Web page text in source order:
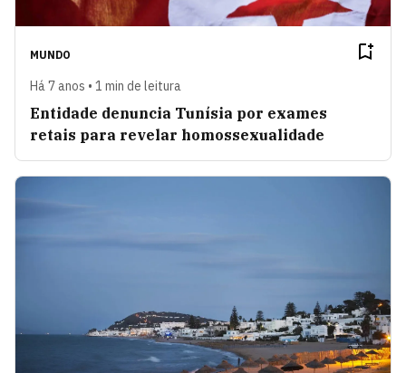
MUNDO
Há 7 anos • 1 min de leitura
Entidade denuncia Tunísia por exames
retais para revelar homossexualidade